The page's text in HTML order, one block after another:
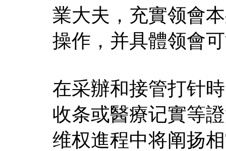
業大夫，充實领會
操作，并具體领會
在采辦和接管打针
收条或醫療记實等
维权進程中将阐扬